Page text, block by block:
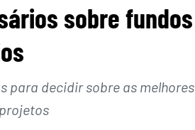
sobre fundos
para decidir sobre as melhores